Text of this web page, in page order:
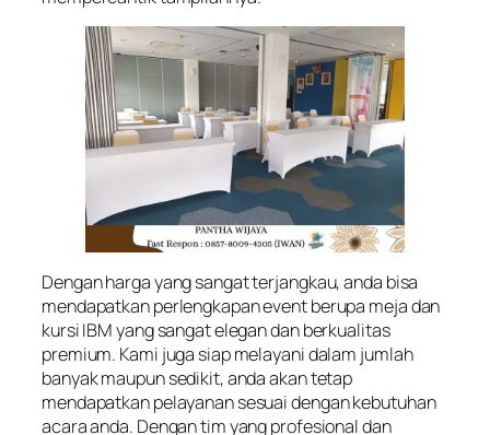
Dengan harga yang sangat terjangkau, anda bisa
mendapatkan perlengkapan event berupa meja dan
kursi IBM yang sangat elegan dan berkualitas
premium. Kami juga siap melayani dalam jumlah
banyak maupun sedikit, anda akan tetap
mendapatkan pelayanan sesuai dengan kebutuhan
acara anda. Dengan tim yang profesional dan